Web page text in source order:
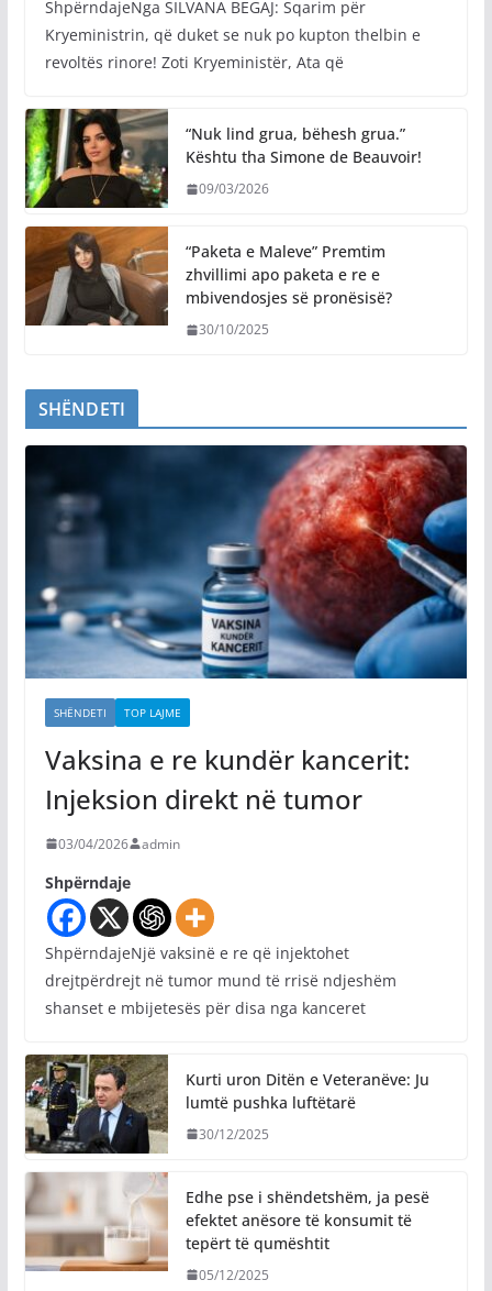
ShpërndajeNga SILVANA BEGAJ: Sqarim për
Kryeministrin, që duket se nuk po kupton thelbin e
revoltës rinore! Zoti Kryeministër, Ata që
“Nuk lind grua, bëhesh grua.”
Kështu tha Simone de Beauvoir!
09/03/2026
“Paketa e Maleve” Premtim
zhvillimi apo paketa e re e
mbivendosjes së pronësisë?
30/10/2025
SHËNDETI
SHËNDETI TOP LAJME
Vaksina e re kundër kancerit:
Injeksion direkt në tumor
03/04/2026 admin
Shpërndaje
ShpërndajeNjë vaksinë e re që injektohet
drejtpërdrejt në tumor mund të rrisë ndjeshëm
shanset e mbijetesës për disa nga kanceret
Kurti uron Ditën e Veteranëve: Ju
lumtë pushka luftëtarë
30/12/2025
Edhe pse i shëndetshëm, ja pesë
efektet anësore të konsumit të
tepërt të qumështit
05/12/2025